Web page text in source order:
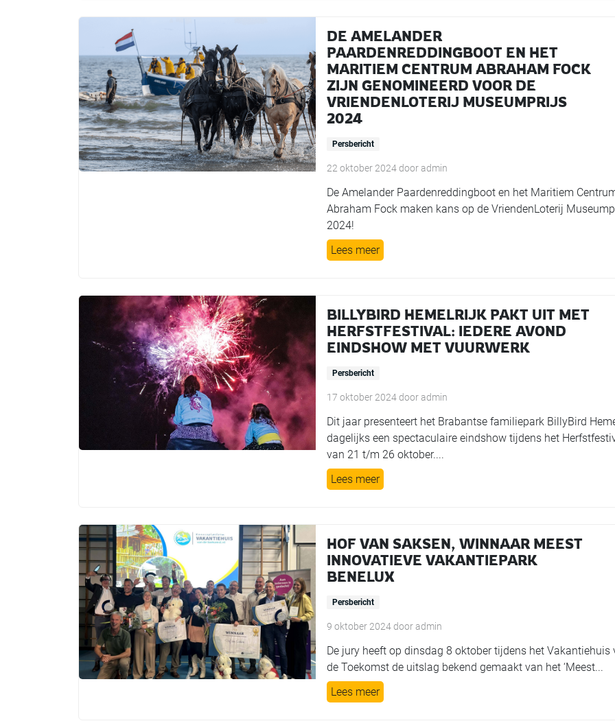
DE AMELANDER
PAARDENREDDINGBOOT EN HET
MARITIEM CENTRUM ABRAHAM FOCK
ZIJN GENOMINEERD VOOR DE
VRIENDENLOTERIJ MUSEUMPRIJS
2024
Persbericht
22 oktober 2024dooradmin
De Amelander Paardenreddingboot en het Maritiem
Abraham Fock maken kans op de VriendenLoterij
2024!
Lees meer
BILLYBIRD HEMELRIJK PAKT UIT MET
HERFSTFESTIVAL: IEDERE AVOND
EINDSHOW MET VUURWERK
Persbericht
17 oktober 2024dooradmin
Dit jaar presenteert het Brabantse familiepark BillyBird
dagelijks een spectaculaire eindshow tijdens het
van 21 t/m 26 oktober....
Lees meer
HOF VAN SAKSEN, WINNAAR MEEST
INNOVATIEVE VAKANTIEPARK
BENELUX
Persbericht
9 oktober 2024dooradmin
De jury heeft op dinsdag 8 oktober tijdens het Vakantiehuis
de Toekomst de uitslag bekend gemaakt van het ‘Meest...
Lees meer